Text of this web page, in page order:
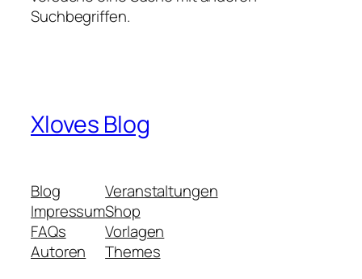
Suchbegriffen.
Xloves Blog
Blog
Impressum
FAQs
Autoren
Veranstaltungen
Shop
Vorlagen
Themes